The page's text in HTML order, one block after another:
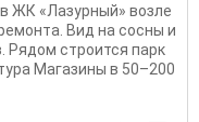
ЖК «Лазурный» возле
Вид на сосны и
строится парк
Магазины в 50–200